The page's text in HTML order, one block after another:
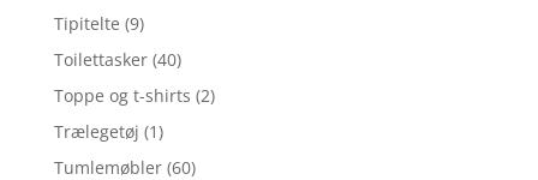
Tipitelte (9)
Toilettasker (40)
Toppe og t-shirts (2)
Trælegetøj (1)
Tumlemøbler (60)